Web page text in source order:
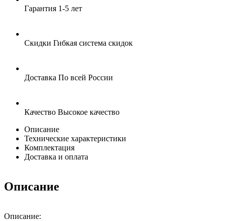
Гарантия 1-5 лет
Скидки Гибкая система скидок
Доставка По всей России
Качество Высокое качество
Описание
Технические характеристики
Комплектация
Доставка и оплата
Описание
Описание: